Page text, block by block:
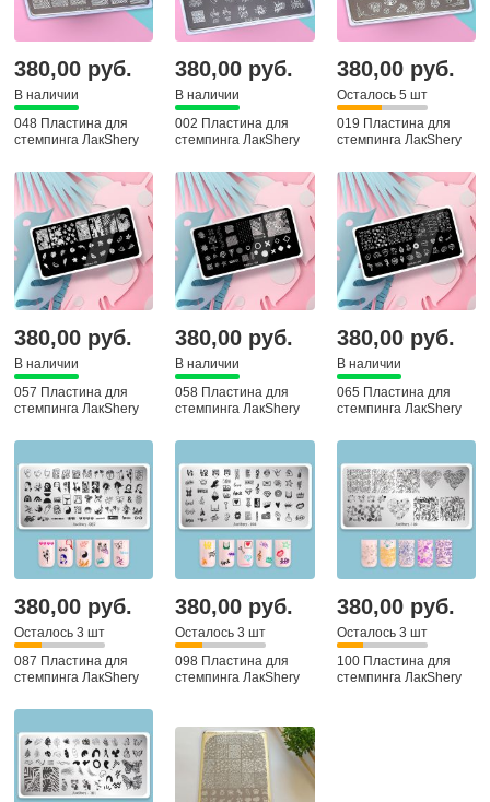
380,00 руб.
В наличии
048 Пластина для
стемпинга ЛакShery
380,00 руб.
В наличии
002 Пластина для
стемпинга ЛакShery
380,00 руб.
Осталось 5 шт
019 Пластина для
стемпинга ЛакShery
380,00 руб.
В наличии
057 Пластина для
стемпинга ЛакShery
380,00 руб.
В наличии
058 Пластина для
стемпинга ЛакShery
380,00 руб.
В наличии
065 Пластина для
стемпинга ЛакShery
380,00 руб.
Осталось 3 шт
087 Пластина для
стемпинга ЛакShery
380,00 руб.
Осталось 3 шт
098 Пластина для
стемпинга ЛакShery
380,00 руб.
Осталось 3 шт
100 Пластина для
стемпинга ЛакShery